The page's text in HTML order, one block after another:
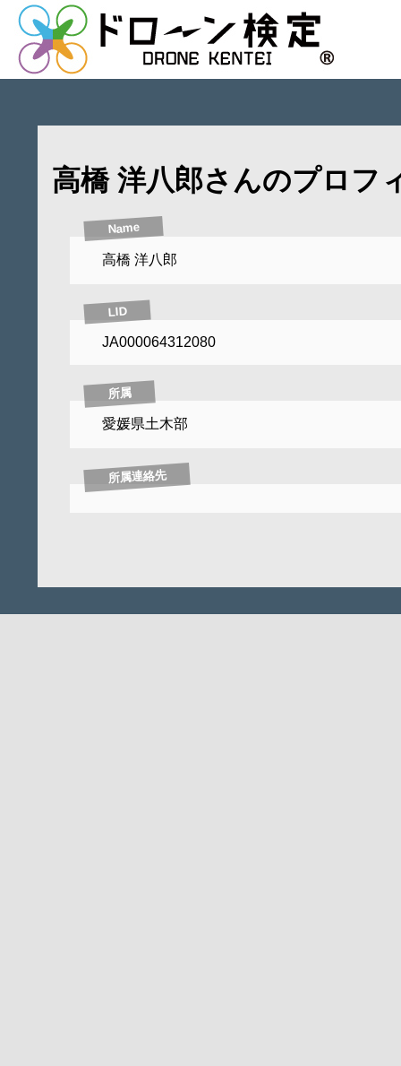
高橋 洋八郎さんのプロフ
Name
高橋 洋八郎
LID
JA000064312080
所属
愛媛県土木部
所属連絡先